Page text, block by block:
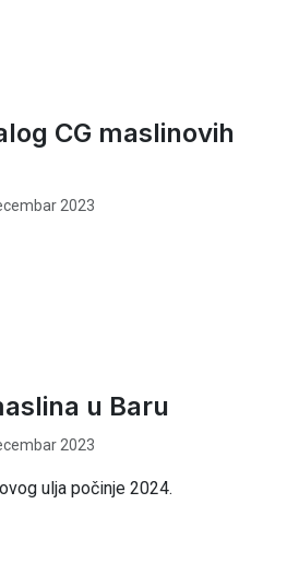
CG maslinovih
2023
u Baru
2023
ulja počinje 2024.